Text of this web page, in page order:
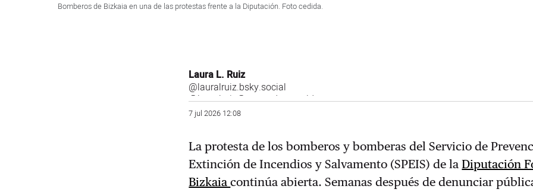
Bomberos de Bizkaia en una de las protestas frente a la Diputación. Foto cedida.
Laura L. Ruiz
@lauralruiz.bsky.social
@lauralruiz@mastodon.world
7 jul 2026 12:08
La protesta de los bomberos y bomberas del Servicio de
Extinción de Incendios y Salvamento (SPEIS) de laDiputación
Bizkaiacontinúa abierta. Semanas después de denunciar